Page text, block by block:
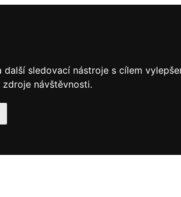
sledovací nástroje s cílem
návštěvnosti.